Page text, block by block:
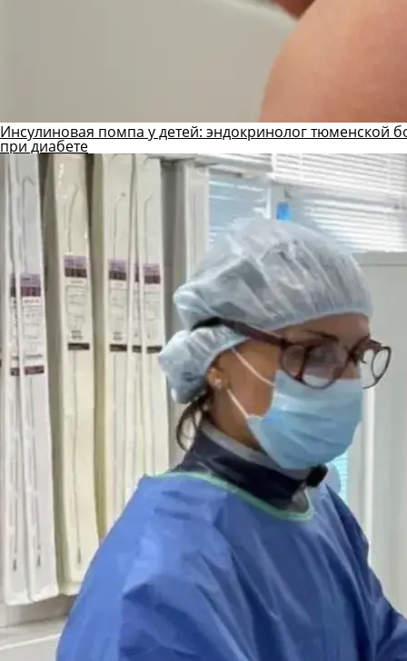
Инсулиновая помпа у детей: эндокринолог тюменской
при диабете